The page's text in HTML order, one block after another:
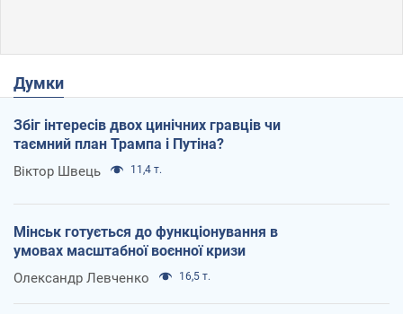
Думки
Збіг інтересів двох цинічних гравців чи
таємний план Трампа і Путіна?
Віктор Швець 11,4 т.
Мінськ готується до функціонування в
умовах масштабної воєнної кризи
Олександр Левченко 16,5 т.